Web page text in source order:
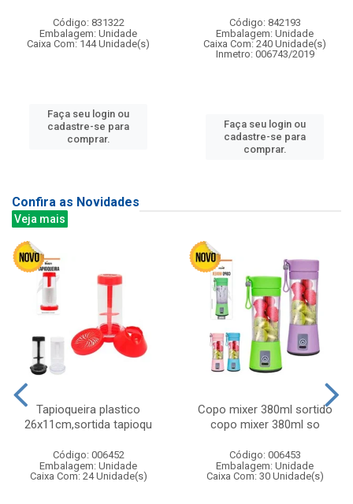
Código: 831322
Embalagem: Unidade
Caixa Com: 144 Unidade(s)
Faça seu login ou
cadastre-se para
comprar.
Código: 842193
Embalagem: Unidade
Caixa Com: 240 Unidade(s)
Inmetro: 006743/2019
Faça seu login ou
cadastre-se para
comprar.
Confira as Novidades
Veja mais
Tapioqueira plastico
26x11cm,sortida tapioqu
Código: 006452
Embalagem: Unidade
Caixa Com: 24 Unidade(s)
Copo mixer 380ml sortido
copo mixer 380ml so
Código: 006453
Embalagem: Unidade
Caixa Com: 30 Unidade(s)